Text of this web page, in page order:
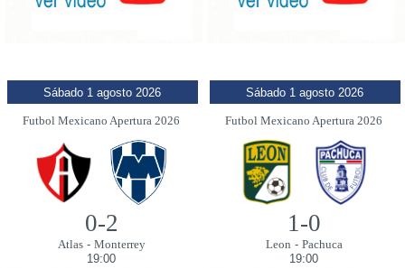
Sábado 1 agosto 2026
Futbol Mexicano Apertura 2026
0-2
Atlas- Monterrey
19:00
Sábado 1 agosto 2026
Futbol Mexicano Apertura 2026
1-0
Leon - Pachuca
19:00